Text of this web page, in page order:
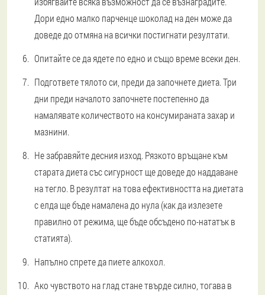
Дори едно малко парченце шоколад на ден може да
доведе до отмяна на всички постигнати резултати.
Опитайте се да ядете по едно и също време всеки ден.
Подгответе тялото си, преди да започнете диета. Три
дни преди началото започнете постепенно да
намалявате количеството на консумираната захар и
мазнини.
Не забравяйте десния изход. Рязкото връщане към
старата диета със сигурност ще доведе до наддаване
на тегло. В резултат на това ефективността на диетата
с елда ще бъде намалена до нула (как да излезете
правилно от режима, ще бъде обсъдено по-нататък в
статията).
Напълно спрете да пиете алкохол.
Ако чувството на глад стане твърде силно, тогава в